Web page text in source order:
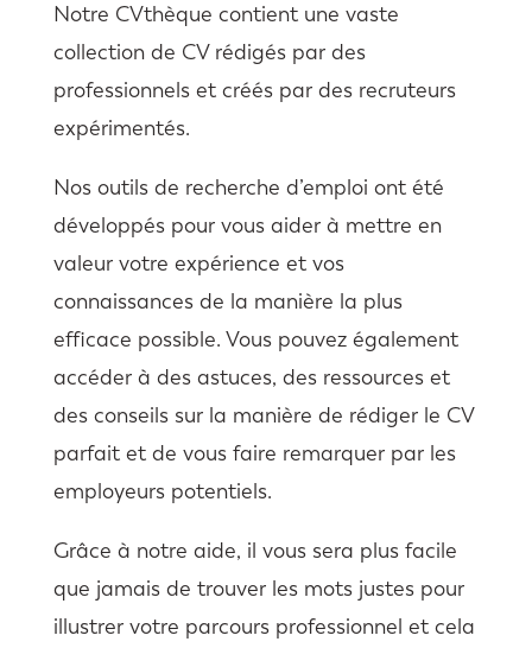
Notre CVthèque contient une vaste
collection de CV rédigés par des
professionnels et créés par des recruteurs
expérimentés.
Nos outils de recherche d’emploi ont été
développés pour vous aider à mettre en
valeur votre expérience et vos
connaissances de la manière la plus
efficace possible. Vous pouvez également
accéder à des astuces, des ressources et
des conseils sur la manière de rédiger le CV
parfait et de vous faire remarquer par les
employeurs potentiels.
Grâce à notre aide, il vous sera plus facile
que jamais de trouver les mots justes pour
illustrer votre parcours professionnel et cela